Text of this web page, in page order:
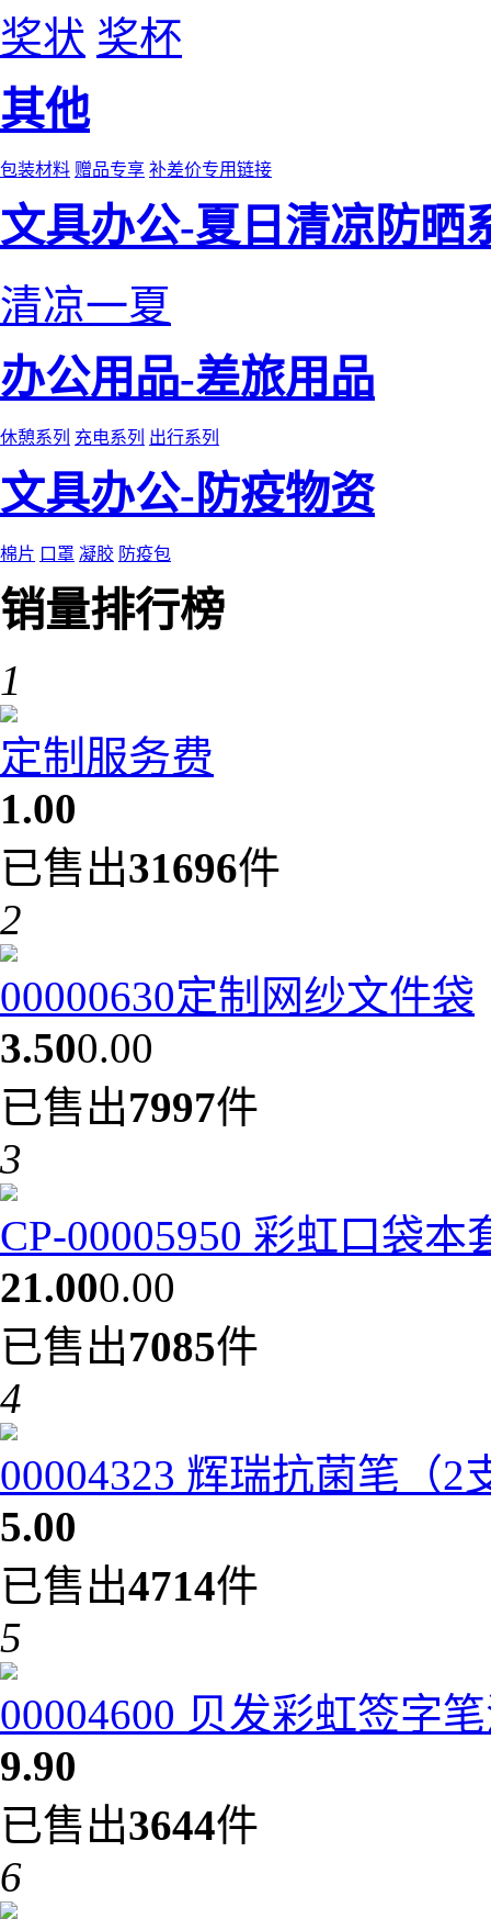
奖状 奖杯
其他
包装材料 赠品专享 补差价专用链接
文具办公-夏日清凉防晒
清凉一夏
办公用品-差旅用品
休憩系列 充电系列 出行系列
文具办公-防疫物资
棉片 口罩 凝胶 防疫包
销量排行榜
1
定制服务费
1.00
已售出31696件
2
00000630定制网纱文件袋
3.500.00
已售出7997件
3
CP-00005950 彩虹口袋本
21.000.00
已售出7085件
4
00004323 辉瑞抗菌笔（2
5.00
已售出4714件
5
00004600 贝发彩虹签字
9.90
已售出3644件
6